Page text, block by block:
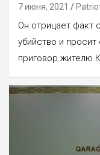
7 июня, 2021
Он отрицает факт
убийство и
приговор жителю